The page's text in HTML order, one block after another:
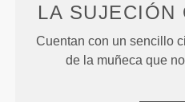
LA SUJECIÓN
Cuentan con un sencillo
de la muñeca que